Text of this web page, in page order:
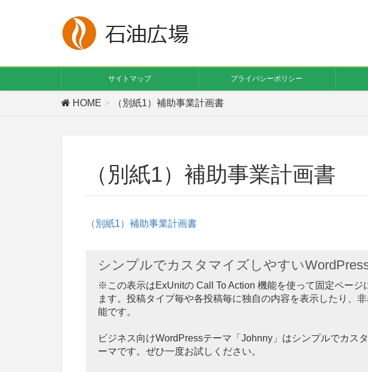
サイトマップ プライバシーポリシー
HOME （別紙1）補助事業計画書
（別紙1）補助事業計画書
（別紙1）補助事業計画書
シンプルでカスタマイズしやすい
※この表示はExUnitの Call To Action 機能を使って固定ページ
ます。投稿タイプ毎や各投稿毎に独自の内容を表示したり、
能です。
ビジネス向けWordPressテーマ「Johnny」はシンプルでカス
ーマです。ぜひ一度お試しください。